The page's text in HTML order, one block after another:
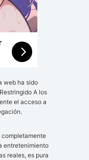
web ha sido
A los
el acceso a
entretenimiento
reales, es pura